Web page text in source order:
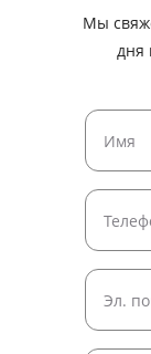
Мы
дня